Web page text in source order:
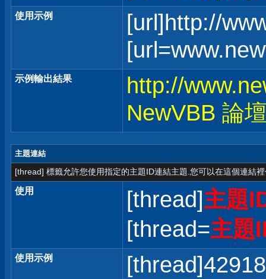
使用示例
[url]http://
示例輸出結果
http://
NewVBB 論
主題連結
[thread] 標籤允許您使用指定的主題ID連結主題.您可以在這個連結
使用 [thread]主題
[thread=主題
使用示例